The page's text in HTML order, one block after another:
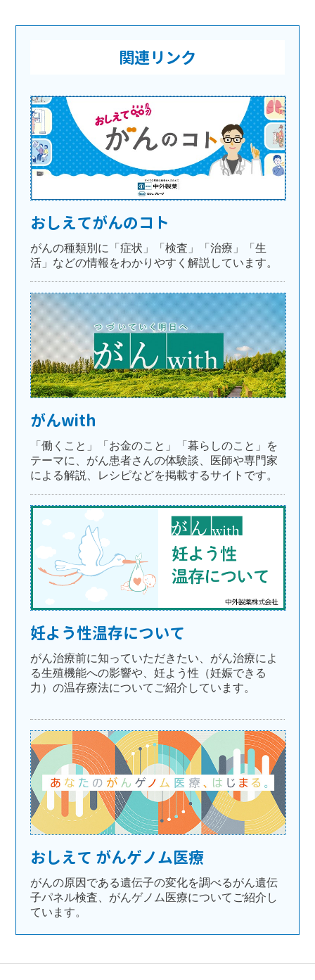
関連リンク
おしえてがんのコト
がんの種類別に「症状」「検査」「治療」「生
活」などの情報をわかりやすく解説しています。
がんwith
「働くこと」「お金のこと」「暮らしのこと」を
テーマに、がん患者さんの体験談、医師や専門家
による解説、レシピなどを掲載するサイトです。
妊よう性温存について
がん治療前に知っていただきたい、がん治療によ
る生殖機能への影響や、妊よう性（妊娠できる
力）の温存療法についてご紹介しています。
おしえて がんゲノム医療
がんの原因である遺伝子の変化を調べるがん遺伝
子パネル検査、がんゲノム医療についてご紹介し
ています。